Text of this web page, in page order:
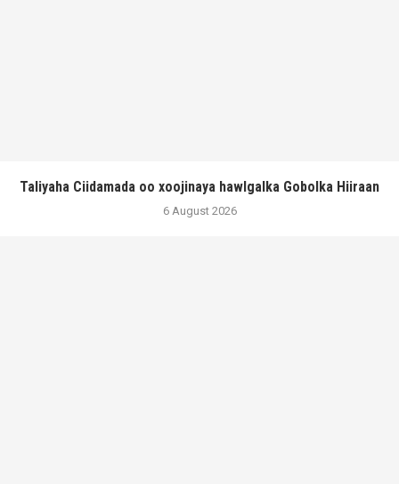
Taliyaha Ciidamada oo xoojinaya hawlgalka Gobolka Hiiraan
6 August 2026